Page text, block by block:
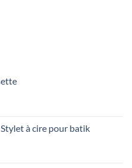
à cire pour batik